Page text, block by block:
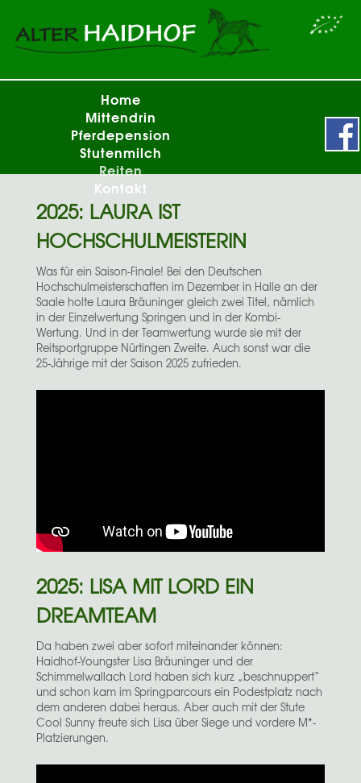
Home
Mittendrin
Pferdepension
Stutenmilch
Reiten
Kontakt
2025: LAURA IST
HOCHSCHULMEISTERIN
Was für ein Saison-Finale! Bei den Deutschen
Hochschulmeisterschaften im Dezember in Halle an der
Saale holte Laura Bräuninger gleich zwei Titel, nämlich
in der Einzelwertung Springen und in der Kombi-
Wertung. Und in der Teamwertung wurde sie mit der
Reitsportgruppe Nürtingen Zweite. Auch sonst war die
25-Jährige mit der Saison 2025 zufrieden.
2025: LISA MIT LORD EIN
DREAMTEAM
Da haben zwei aber sofort miteinander können:
Haidhof-Youngster Lisa Bräuninger und der
Schimmelwallach Lord haben sich kurz „beschnuppert“
und schon kam im Springparcours ein Podestplatz nach
dem anderen dabei heraus. Aber auch mit der Stute
Cool Sunny freute sich Lisa über Siege und vordere M*-
Platzierungen.